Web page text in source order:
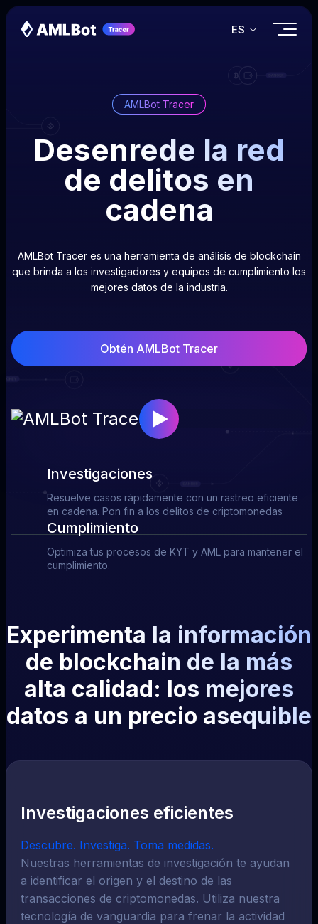
ES
AMLBot Tracer
Desenrede la red
de delitos en
cadena
AMLBot Tracer es una herramienta de análisis de blockchain
que brinda a los investigadores y equipos de cumplimiento los
mejores datos de la industria.
Obtén AMLBot Tracer
Investigaciones
Resuelve casos rápidamente con un rastreo eficiente
en cadena. Pon fin a los delitos de criptomonedas
Cumplimiento
Optimiza tus procesos de KYT y AML para mantener el
cumplimiento.
Experimenta la información
de blockchain de la más
alta calidad: los mejores
datos a un precio asequible
Investigaciones eficientes
Descubre. Investiga. Toma medidas.
Nuestras herramientas de investigación te ayudan
a identificar el origen y el destino de las
transacciones de criptomonedas. Utiliza nuestra
tecnología de vanguardia para frenar la actividad